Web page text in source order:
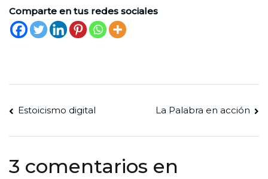
Comparte en tus redes sociales
Navegación
de
entradas
Estoicismo digital La Palabra en acción
3 comentarios en